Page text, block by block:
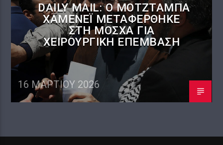
DAILY MAIL: Ο ΜΟΤΖΤΆΜΠΑ
ΧΑΜΕΝΕΪ́ ΜΕΤΑΦΈΡΘΗΚΕ
ΣΤΗ ΜΌΣΧΑ ΓΙΑ
ΧΕΙΡΟΥΡΓΙΚΉ ΕΠΈΜΒΑΣΗ
16 ΜΑΡΤΊΟΥ 2026